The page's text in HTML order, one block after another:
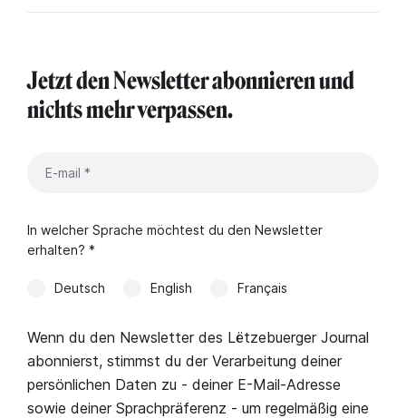
Jetzt den Newsletter abonnieren und
nichts mehr verpassen.
In welcher Sprache möchtest du den Newsletter
erhalten? *
Deutsch English Français
Wenn du den Newsletter des Lëtzebuerger Journal
abonnierst, stimmst du der Verarbeitung deiner
persönlichen Daten zu - deiner E-Mail-Adresse
sowie deiner Sprachpräferenz - um regelmäßig eine